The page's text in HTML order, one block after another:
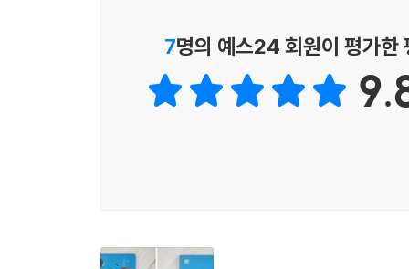
7명의 예스24 회원이 평가한